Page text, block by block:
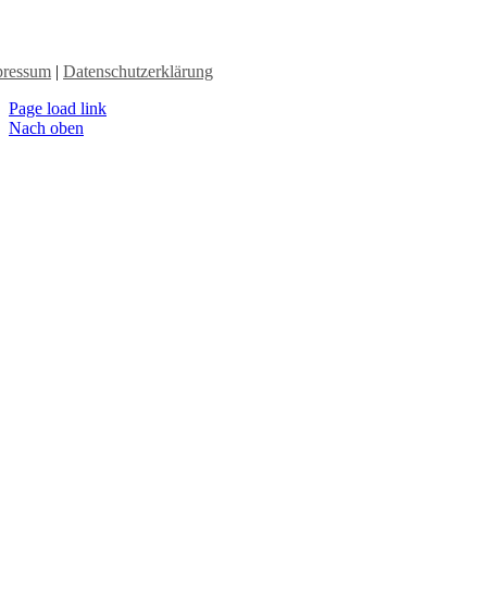
| Datenschutzerklärung
Page load link
Nach oben